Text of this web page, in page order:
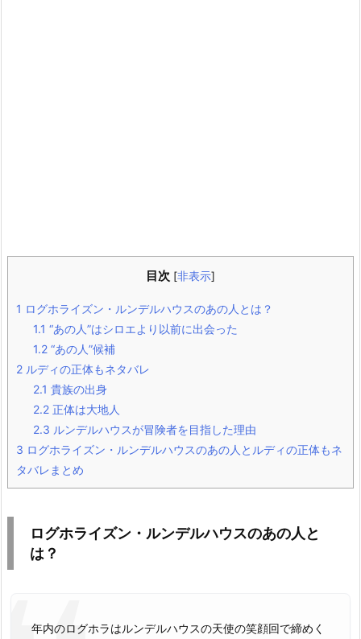
目次 [非表示]
1 ログホライズン・ルンデルハウスのあの人とは？
1.1 “あの人”はシロエより以前に出会った
1.2 “あの人”候補
2 ルディの正体もネタバレ
2.1 貴族の出身
2.2 正体は大地人
2.3 ルンデルハウスが冒険者を目指した理由
3 ログホライズン・ルンデルハウスのあの人とルディの正体もネ
タバレまとめ
ログホライズン・ルンデルハウスのあの人と
は？
年内のログホラはルンデルハウスの天使の笑顔回で締めく